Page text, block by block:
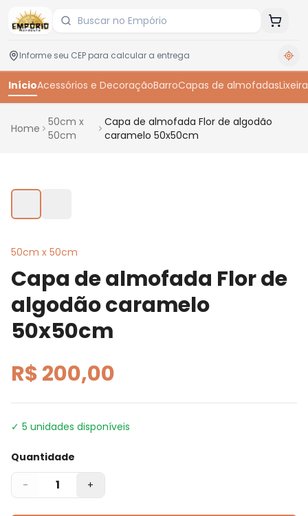
InícioAcessórios e DecoraçãoBarroCapas de almofadasLixeira
Home
50cm x
50cm
Capa de almofada Flor de algodão
caramelo 50x50cm
50cm x 50cm
Capa de almofada Flor de
algodão caramelo
50x50cm
R$ 200,00
✓ 5 unidades disponíveis
Quantidade
- 1 +